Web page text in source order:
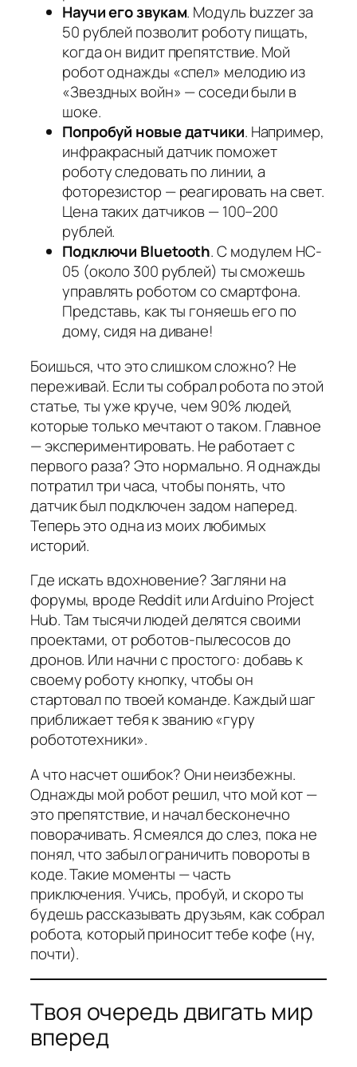
Научи его звукам. Модуль buzzer за
50 рублей позволит роботу пищать,
когда он видит препятствие. Мой
робот однажды «спел» мелодию из
«Звездных войн» — соседи были в
шоке.
Попробуй новые датчики. Например,
инфракрасный датчик поможет
роботу следовать по линии, а
фоторезистор — реагировать на свет.
Цена таких датчиков — 100–200
рублей.
Подключи Bluetooth. С модулем HC-
05 (около 300 рублей) ты сможешь
управлять роботом со смартфона.
Представь, как ты гоняешь его по
дому, сидя на диване!
Боишься, что это слишком сложно? Не
переживай. Если ты собрал робота по этой
статье, ты уже круче, чем 90% людей,
которые только мечтают о таком. Главное
— экспериментировать. Не работает с
первого раза? Это нормально. Я однажды
потратил три часа, чтобы понять, что
датчик был подключен задом наперед.
Теперь это одна из моих любимых
историй.
Где искать вдохновение? Загляни на
форумы, вроде Reddit или Arduino Project
Hub. Там тысячи людей делятся своими
проектами, от роботов-пылесосов до
дронов. Или начни с простого: добавь к
своему роботу кнопку, чтобы он
стартовал по твоей команде. Каждый шаг
приближает тебя к званию «гуру
робототехники».
А что насчет ошибок? Они неизбежны.
Однажды мой робот решил, что мой кот —
это препятствие, и начал бесконечно
поворачивать. Я смеялся до слез, пока не
понял, что забыл ограничить повороты в
коде. Такие моменты — часть
приключения. Учись, пробуй, и скоро ты
будешь рассказывать друзьям, как собрал
робота, который приносит тебе кофе (ну,
почти).
Твоя очередь двигать мир
вперед